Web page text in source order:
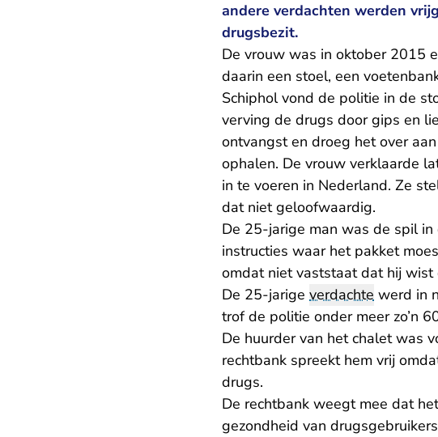
andere verdachten werden
drugsbezit.
De vrouw was in oktober 2015
daarin een stoel, een
Schiphol vond de politie in de
verving de drugs door gips en
ontvangst en droeg het over
ophalen. De vrouw verklaarde
in te voeren in Nederland. Ze
dat niet geloofwaardig.
De 25-jarige man was de spil
instructies waar het pakket
omdat niet vaststaat dat hij
De 25-jarige verdachte werd in
trof de politie onder meer zo’n
De huurder van het chalet was
rechtbank spreekt hem vrij
drugs.
De rechtbank weegt mee dat
gezondheid van